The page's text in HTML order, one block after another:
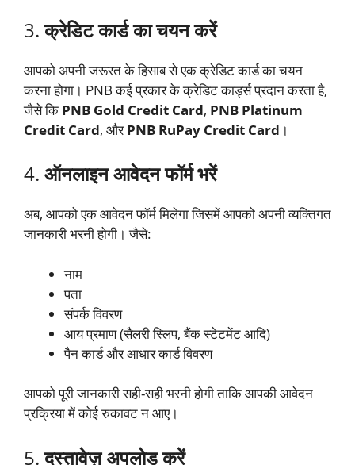
3.क्रेडिट कार्ड का चयन करें
आपको अपनी जरूरत के हिसाब से एक क्रेडिट कार्ड का चयन
करना होगा। PNB कई प्रकार के क्रेडिट कार्ड्स प्रदान करता है,
जैसे कि PNB Gold Credit Card, PNB Platinum
Credit Card, औरPNB RuPay Credit Card ।
4. ऑनलाइन आवेदन फॉर्म भरें
अब, आपको एक आवेदन फॉर्म मिलेगा जिसमें आपको अपनी व्यक्तिगत
जानकारी भरनी होगी। जैसे:
नाम
पता
संपर्क विवरण
आय प्रमाण (सैलरी स्लिप, बैंक स्टेटमेंट आदि)
पैन कार्ड और आधार कार्ड विवरण
आपको पूरी जानकारी सही-सही भरनी होगी ताकि आपकी आवेदन
प्रक्रिया में कोई रुकावट न आए।
5.दस्तावेज़ अपलोड करें